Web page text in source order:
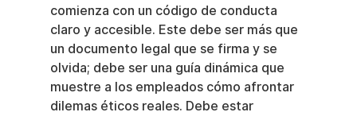
comienza con un código de conducta
claro y accesible. Este debe ser más que
un documento legal que se firma y se
olvida; debe ser una guía dinámica que
muestre a los empleados cómo afrontar
dilemas éticos reales. Debe estar